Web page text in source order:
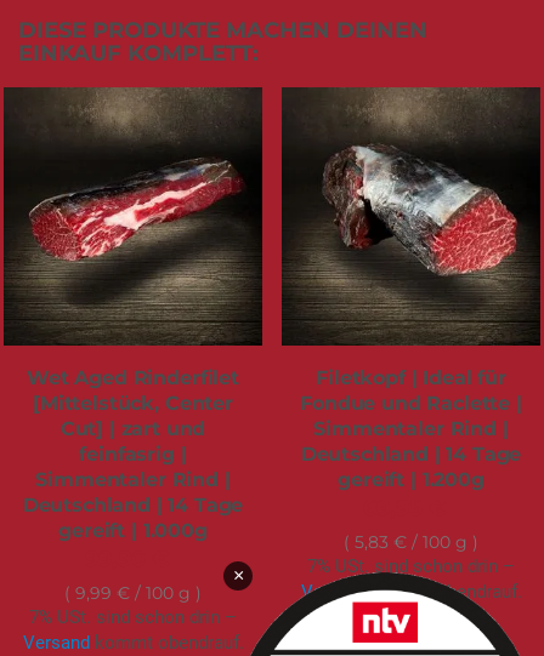
DIESE PRODUKTE MACHEN DEINEN
EINKAUF KOMPLETT:
Wet Aged Rinderfilet
[Mittelstück, Center
Cut] | zart und
feinfasrig |
Simmentaler Rind |
Deutschland | 14 Tage
gereift | 1.000g
9,99 € / 100 g
7% USt. sind schon drin –
Versand kommt obendrauf.
Filetkopf | Ideal für
Fondue und Raclette |
Simmentaler Rind |
Deutschland | 14 Tage
gereift | 1.200g
5,83 € / 100 g
7% USt. sind schon drin –
Versandkommt obendrauf.
sofort verfügbar
×